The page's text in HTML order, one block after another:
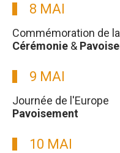
8 MAI
Commémoration de
Cérémonie &
9 MAI
Journée de l'Europe
Pavoisement
10 MAI